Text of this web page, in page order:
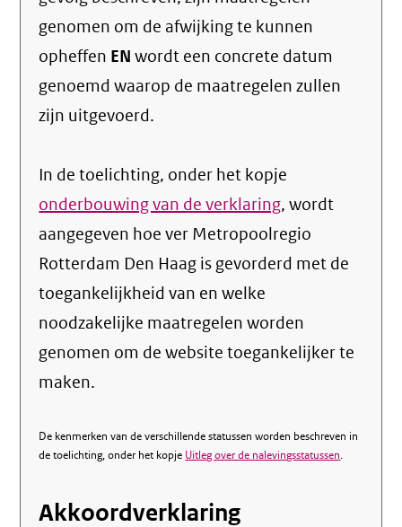
genomen om de afwijking te kunnen
opheffen EN wordt een concrete datum
genoemd waarop de maatregelen zullen
zijn uitgevoerd.
In de toelichting, onder het kopje
onderbouwing van de verklaring, wordt
aangegeven hoe ver Metropoolregio
Rotterdam Den Haag is gevorderd met de
toegankelijkheid van en welke
noodzakelijke maatregelen worden
genomen om de website toegankelijker te
maken.
De kenmerken van de verschillende statussen worden beschreven in
de toelichting, onder het kopje Uitleg over de nalevingsstatussen.
Akkoordverklaring